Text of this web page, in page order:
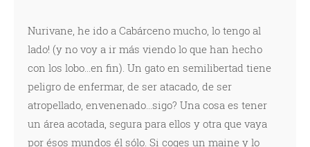
Nurivane, he ido a Cabárceno mucho, lo tengo al
lado! (y no voy a ir más viendo lo que han hecho
con los lobo...en fin). Un gato en semilibertad tiene
peligro de enfermar, de ser atacado, de ser
atropellado, envenenado...sigo? Una cosa es tener
un área acotada, segura para ellos y otra que vaya
por ésos mundos él sólo. Si coges un maine y lo